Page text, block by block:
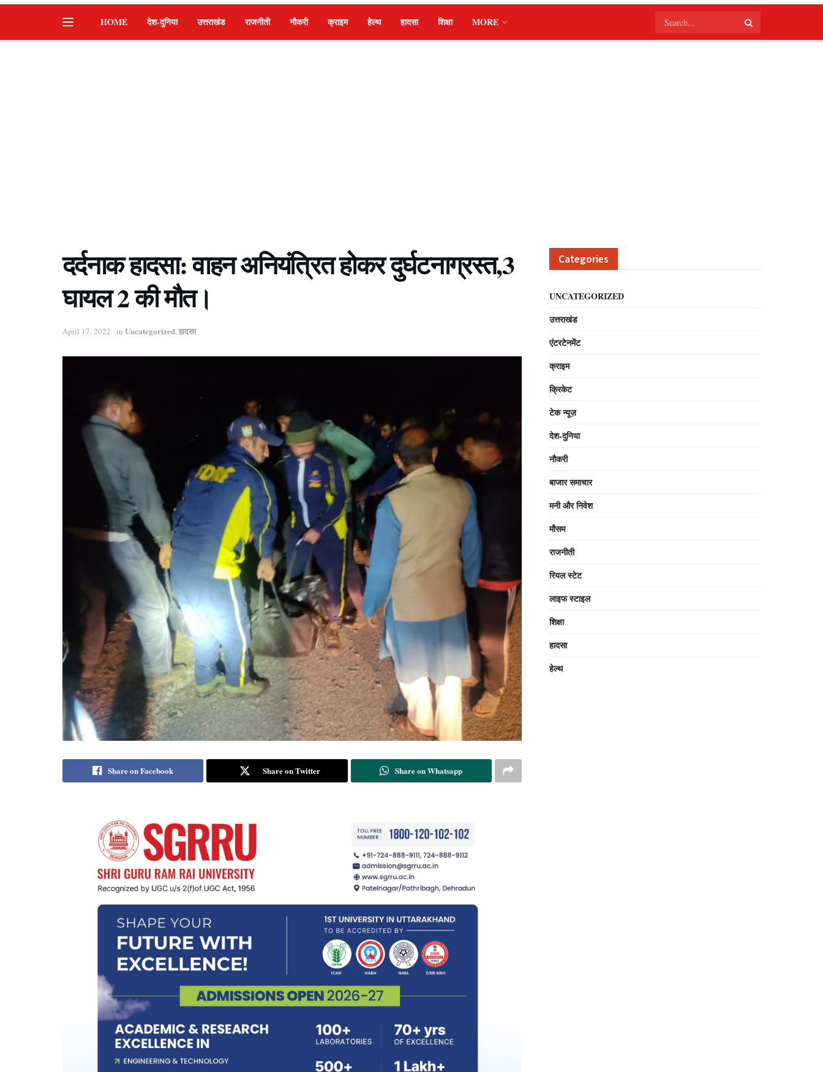
HOME देश-दुनिया उत्तराखंड राजनीती नौकरी क्राइम हेल्थ हादसा शिक्षा MORE
दर्दनाक हादसा: वाहन अनियंत्रित होकर दुर्घटनाग्रस्त,3
घायल 2 की मौत।
April 17, 2022 in Uncategorized,हादसा
Share on Facebook Share on Twitter Share on Whatsapp
Categories
UNCATEGORIZED
उत्तराखंड
एंटरटेनमेंट
क्राइम
क्रिकेट
टेक न्यूज़
देश-दुनिया
नौकरी
बाजार समाचार
मनी और निवेश
मौसम
राजनीती
रियल स्टेट
लाइफ स्टाइल
शिक्षा
हादसा
हेल्थ